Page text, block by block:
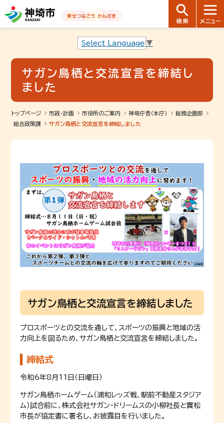
音声読み上げ用ナビゲーションです。
本文へ移動します
ページ最後（フッター）へ移動します
音声読み上げ用ナビゲーションはここまでです。
Select Language ▼
サガン鳥栖と交流宣言を締結し
ました
トップページ 市政・計画 市役所のご案内 神埼庁舎（本庁）
総務企画部
総合政策課
サガン鳥栖と交流宣言を締結しました
サガン鳥栖と交流宣言を締結しました
プロスポーツとの交流を通して、スポーツの振興と地域の活
力向上を図るため、サガン鳥栖と交流宣言を締結しました。
締結式
令和6年8月11日（日曜日）
サガン鳥栖ホームゲーム（浦和レッズ戦、駅前不動産スタジア
ム）試合前に、株式会社サガン・ドリームスの小柳社長と實松
市長が協定書に署名し、お披露目を行いました。